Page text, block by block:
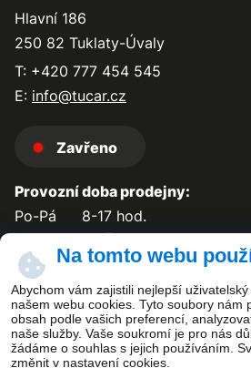
Na tomto webu
Abychom vám zajistili nejlepší
našem webu cookies. Tyto soubory nám
obsah podle vašich preferencí,
naše služby. Vaše soukromí je pro nás
žádáme o souhlas s jejich používáním.
změnit v nastavení cookies.
Hlavní 186
250 82 Tuklaty-Úvaly
T: +420 777 454 545
E: info@tucar.cz
Zavřeno
Provozní doba prodejny:
Po-Pá
8-17 hod.
So-Ne
zavřeno
Kontakt